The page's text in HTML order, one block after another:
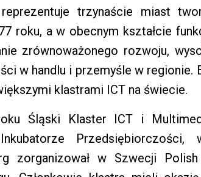
trzynaście miast
roku, a w obecnym kształcie
zrównoważonego rozwoju,
w handlu i przemyśle w regionie.
klastrami ICT na świecie.
Śląski Klaster ICT i
Przedsiębiorczości,
zorganizował w Szwecji